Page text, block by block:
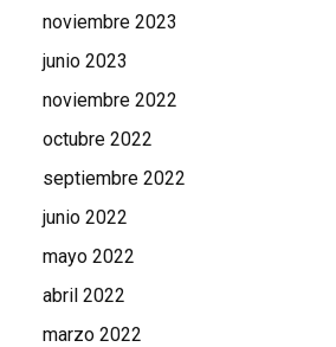
noviembre 2023
junio 2023
noviembre 2022
octubre 2022
septiembre 2022
junio 2022
mayo 2022
abril 2022
marzo 2022